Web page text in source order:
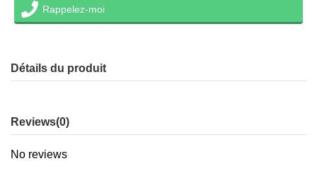
Rappelez-moi
Détails du produit
Reviews(0)
No reviews